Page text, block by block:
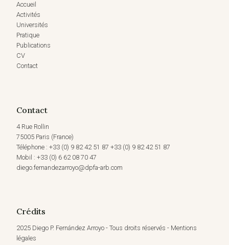
Accueil
Activités
Universités
Pratique
Publications
CV
Contact
Contact
4 Rue Rollin
75005 Paris (France)
Téléphone : +33 (0) 9 82 42 51 87 +33 (0) 9 82 42 51 87
Mobil : +33 (0) 6 62 08 70 47
diego.fernandezarroyo@dpfa-arb.com
Crédits
2025 Diego P. Fernández Arroyo - Tous droits réservés - Mentions
légales